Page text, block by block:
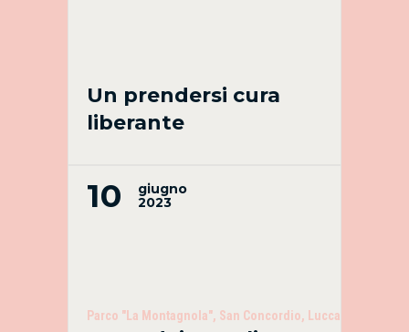
Un prendersi cura
liberante
10
giugno
2023
Parco "La Montagnola", San Concordio, Lucca